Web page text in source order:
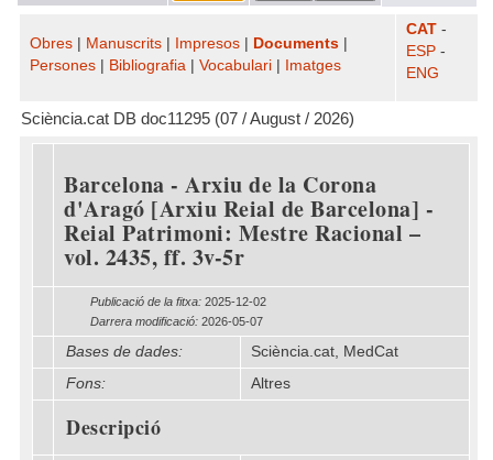
Obres Manuscrits Impresos Documents
Persones
Bibliografia Vocabulari Imatges
CAT -
ESP -
ENG
Sciència.cat DB doc11295 (07 / August / 2026)
Barcelona - Arxiu de la Corona
d'Aragó [Arxiu Reial de Barcelona] -
Reial Patrimoni: Mestre Racional –
vol. 2435, ff. 3v-5r
Publicació de la fitxa: 2025-12-02
Darrera modificació: 2026-05-07
Bases de dades:
Sciència.cat, MedCat
Fons:
Altres
Descripció